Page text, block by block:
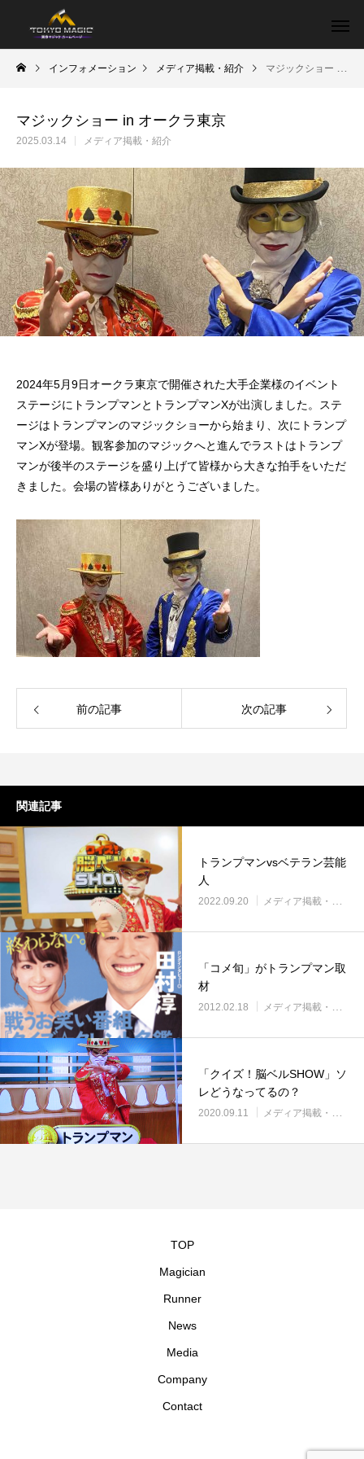
インフォメーション メディア掲載・紹介 マジックショー in オークラ東京
マジックショー in オークラ東京
2025.03.14 メディア掲載・紹介
2024年5月9日オークラ東京で開催された大手企業様のイベント
ステージにトランプマンとトランプマンXが出演しました。ステ
ージはトランプマンのマジックショーから始まり、次にトランプ
マンXが登場。観客参加のマジックへと進んでラストはトランプ
マンが後半のステージを盛り上げて皆様から大きな拍手をいただ
きました。会場の皆様ありがとうございました。
前の記事 次の記事
関連記事
トランプマンvsベテラン芸能
人
2022.09.20 メディア掲載・紹介
「コメ旬」がトランプマン取
材
2012.02.18 メディア掲載・紹介
「クイズ！脳ベルSHOW」ソ
レどうなってるの？
2020.09.11 メディア掲載・紹介
TOP
Magician
Runner
News
Media
Company
Contact